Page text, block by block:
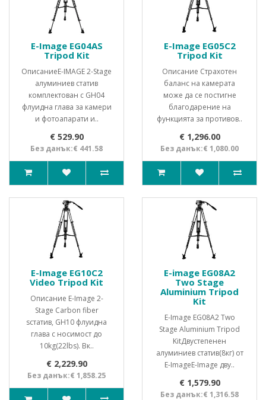
E-Image EG04AS
Tripod Kit
ОписаниеE-IMAGE 2-Stage
алуминиев статив
комплектован с GH04
флуидна глава за камери
и фотоапарати и..
€ 529.90
Без данък:€ 441.58
E-Image EG05C2
Tripod Kit
Описание Страхотен
баланс на камерата
може да се постигне
благодарение на
функцията за противов..
€ 1,296.00
Без данък:€ 1,080.00
E-Image EG10C2
Video Tripod Kit
Описание E-Image 2-
Stage Carbon fiber
sстатив, GH10 флуидна
глава с носимост до
10kg(22lbs). Вк..
€ 2,229.90
Без данък:€ 1,858.25
E-image EG08A2
Two Stage
Aluminium Tripod
Kit
E-Image EG08A2 Two
Stage Aluminium Tripod
KitДвустепенен
алуминиев статив(8кг) от
E-ImageE-Image дву..
€ 1,579.90
Без данък:€ 1,316.58